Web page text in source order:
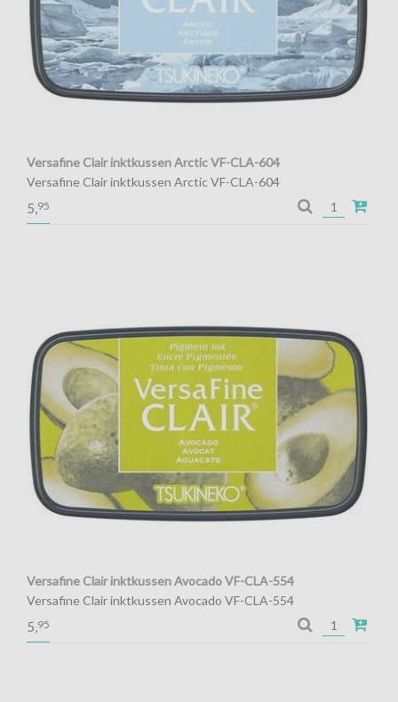
Versafine Clair inktkussen Arctic VF-CLA-604
Versafine Clair inktkussen Arctic VF-CLA-604
5,95
Versafine Clair inktkussen Avocado VF-CLA-554
Versafine Clair inktkussen Avocado VF-CLA-554
5,95